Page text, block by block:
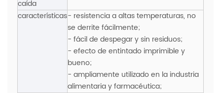
caída
características- resistencia a altas temperaturas, no
se derrite fácilmente;
- fácil de despegar y sin residuos;
- efecto de entintado imprimible y
bueno;
- ampliamente utilizado en la industria
alimentaria y farmacéutica;